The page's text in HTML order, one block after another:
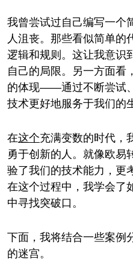
我曾尝试过自己编写一个
人沮丧。那些看似简单的
逻辑和规则。这让我意识
自己的局限。另一方面看
的体现——通过不断尝试
技术更好地服务于我们的
在这个充满变数的时代，
勇于创新的人。就像欧易
验了我们的技术能力，更
在这个过程中，我学会了
中寻找突破口。
下面，我将结合一些案例
的迷宫。